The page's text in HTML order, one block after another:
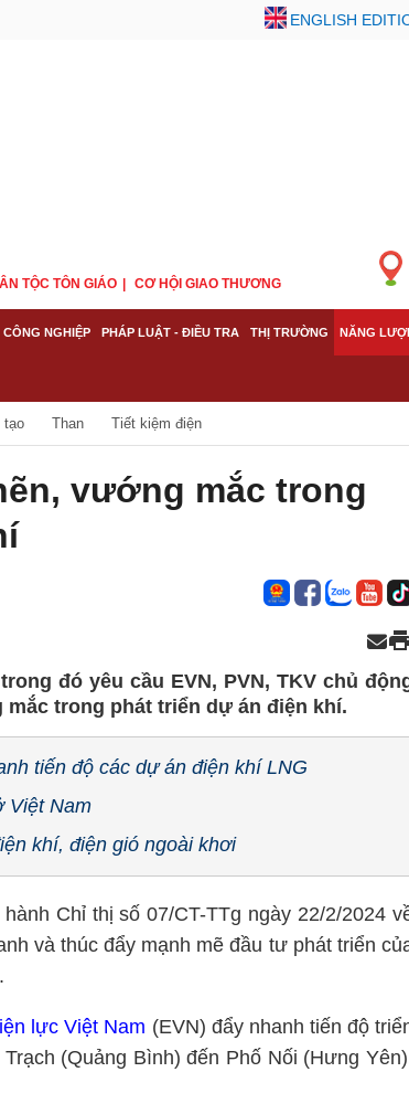
ENGLISH
TỘC TÔN GIÁO CƠ HỘI GIAO THƯƠNG
CÔNG NGHIỆP PHÁP LUẬT - ĐIỀU TRA THỊ TRƯỜNG NĂNG
tạo Than Tiết kiệm điện
vướng mắc trong
đó yêu cầu EVN, PVN, TKV chủ
trong phát triển dự án điện khí.
tiến độ các dự án điện khí LNG
Việt Nam
khí, điện gió ngoài khơi
Chỉ thị số 07/CT-TTg ngày 22/2/2024
và thúc đẩy mạnh mẽ đầu tư phát triển
lực Việt Nam (EVN) đẩy nhanh tiến độ
(Quảng Bình) đến Phố Nối (Hưng